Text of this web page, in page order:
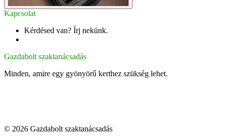
Kapcsolat
Kérdésed van? Írj nekünk.
Gazdabolt szaktanácsadás
Minden, amire egy gyönyörű kerthez szükség lehet.
© 2026 Gazdabolt szaktanácsadás